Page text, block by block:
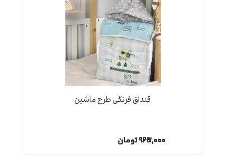
۹۶۳,۰۰۰تومان۹۲۵,۰۰۰تومان۹۲۵,۰۰۰تومان۹۲۵,۰۰۰تومان۹۲۵,۰۰۰تومان۹۶۳,۰۰۰تومان۹۲۵,۰۰۰تومان
قنداق فرنگی طرح ماشین
۹۲۵,۰۰۰تومان